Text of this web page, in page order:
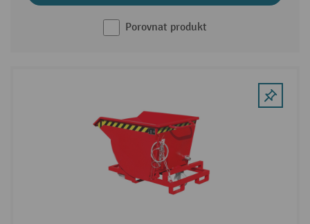
Porovnat produkt